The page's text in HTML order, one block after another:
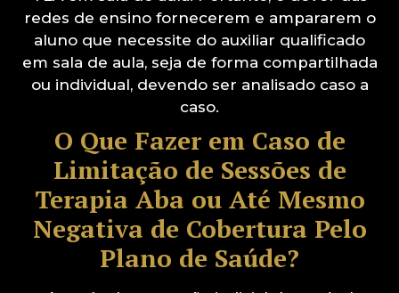
redes de ensino fornecerem e ampararem o
aluno que necessite do auxiliar qualificado
em sala de aula, seja de forma compartilhada
ou individual, devendo ser analisado caso a
caso.
O Que Fazer em Caso de
Limitação de Sessões de
Terapia Aba ou Até Mesmo
Negativa de Cobertura Pelo
Plano de Saúde?